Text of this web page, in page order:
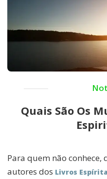
Quais São Os
Para quem não conhece,
autores dos Livros